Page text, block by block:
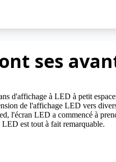
ses
d'affichage à LED à petit
de l'affichage LED vers
l'écran LED a commencé à
est tout à fait remarquable.